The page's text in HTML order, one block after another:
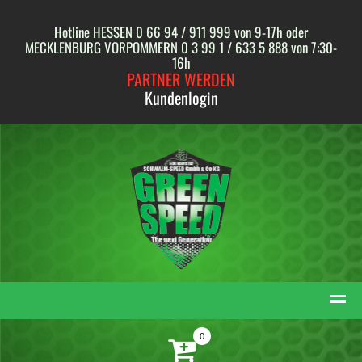
Hotline HESSEN 0 66 94 / 911 999 von 9-17h oder
MECKLENBURG VORPOMMERN 0 3 99 1 / 633 5 888 von 7:30-
16h
PARTNER WERDEN
Kundenlogin
0